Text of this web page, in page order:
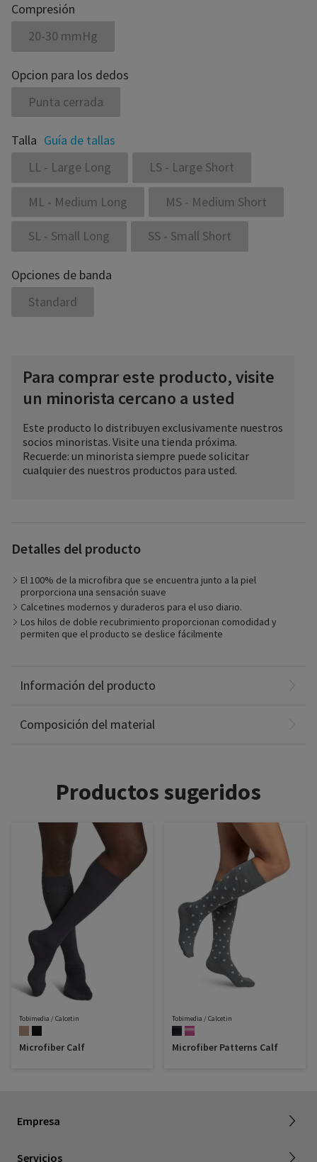
Compresión
20-30 mmHg
Opcion para los dedos
Punta cerrada
Talla Guía de tallas
LL - Large Long
LS - Large Short
ML - Medium Long MS - Medium Short
SL - Small Long SS - Small Short
Opciones de banda
Standard
Para comprar este producto, visite
un minorista cercano a usted
Este producto lo distribuyen exclusivamente nuestros
socios minoristas. Visite una tienda próxima.
Recuerde: un minorista siempre puede solicitar
cualquier des nuestros productos para usted.
Detalles del producto
El 100% de la microfibra que se encuentra junto a la piel
prorporciona una sensación suave
Calcetines modernos y duraderos para el uso diario.
Los hilos de doble recubrimiento proporcionan comodidad y
permiten que el producto se deslice fácilmente
Información del producto
Las prendas Patterns de Microfibra Style combinan la máxima
comodidad con una variedad de colores y diseños de moda
para darle vida a tu vestuario.
Prenda apropiada para
– Control de los síntomas relacionados con la enfermedad
venosa crónica
Composición del material
Nylon: 87%
Productos sugeridos
Tobimedia / Calcetin
Microfiber Calf
Tobimedia / Calcetin
Microfiber Patterns Calf
Empresa
Trabajar con nostros
Servicios